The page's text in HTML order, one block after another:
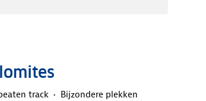
track Bijzondere plekken